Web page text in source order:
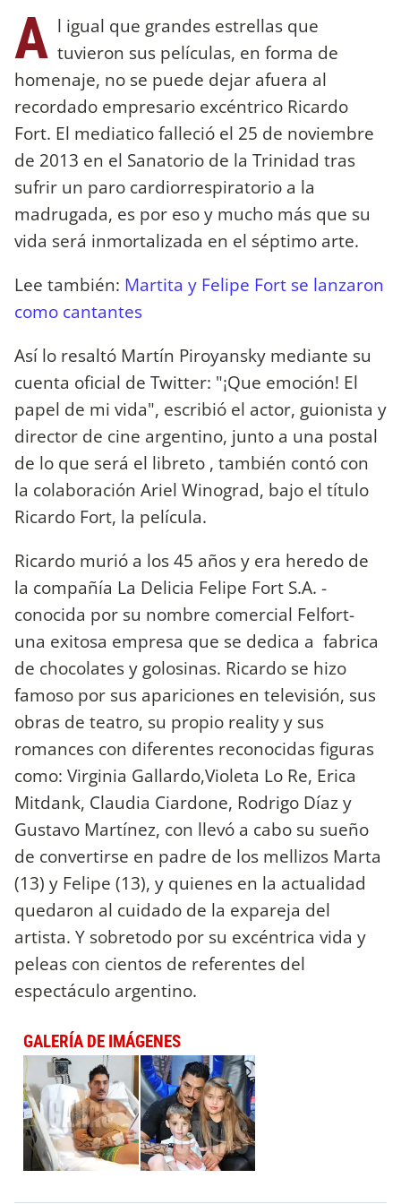
A l igual que grandes estrellas que
tuvieron sus películas, en forma de
homenaje, no se puede dejar afuera al
recordado empresario excéntrico Ricardo
Fort. El mediatico falleció el 25 de noviembre
de 2013 en el Sanatorio de la Trinidad tras
sufrir un paro cardiorrespiratorio a la
madrugada, es por eso y mucho más que su
vida será inmortalizada en el séptimo arte.
Lee también: Martita y Felipe Fort se lanzaron
como cantantes
Así lo resaltó Martín Piroyansky mediante su
cuenta oficial de Twitter: "¡Que emoción! El
papel de mi vida", escribió el actor, guionista y
director de cine argentino, junto a una postal
de lo que será el libreto , también contó con
la colaboración Ariel Winograd, bajo el título
Ricardo Fort, la película.
Ricardo murió a los 45 años y era heredo de
la compañía La Delicia Felipe Fort S.A. -
conocida por su nombre comercial Felfort-
una exitosa empresa que se dedica a fabrica
de chocolates y golosinas. Ricardo se hizo
famoso por sus apariciones en televisión, sus
obras de teatro, su propio reality y sus
romances con diferentes reconocidas figuras
como: Virginia Gallardo,Violeta Lo Re, Erica
Mitdank, Claudia Ciardone, Rodrigo Díaz y
Gustavo Martínez, con llevó a cabo su sueño
de convertirse en padre de los mellizos Marta
(13) y Felipe (13), y quienes en la actualidad
quedaron al cuidado de la expareja del
artista. Y sobretodo por su excéntrica vida y
peleas con cientos de referentes del
espectáculo argentino.
GALERÍA DE IMÁGENES